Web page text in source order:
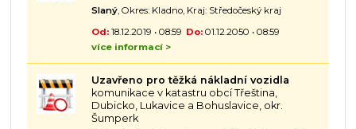
Slaný, Okres: Kladno, Kraj: Středočeský kraj
Od:18.12.2019 • 08:59 Do: 01.12.2050 • 08:59
více informací >
Uzavřeno pro těžká nákladní vozidla
komunikace v katastru obcí Třeština,
Dubicko, Lukavice a Bohuslavice, okr.
Šumperk